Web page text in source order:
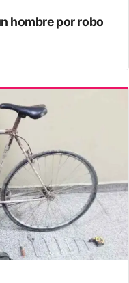
hombre por robo